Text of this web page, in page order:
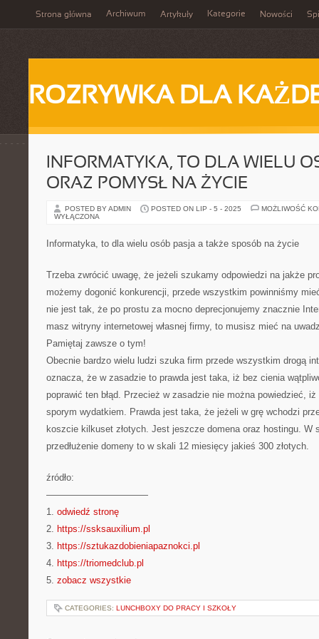
Strona główna Archiwum Artykuły Kategorie Nowości
ROZRYWKA DLA
INFORMATYKA, TO DLA WIELU
ORAZ POMYSŁ NA ŻYCIE
POSTED BY ADMIN POSTED ON LIP - 5 - 2025
MOŻLIWOŚĆ
WYŁĄCZONA
Informatyka, to dla wielu osób pasja a także sposób na życie
Trzeba zwrócić uwagę, że jeżeli szukamy odpowiedzi na jakże
możemy dogonić konkurencji, przede wszystkim powinniśmy
nie jest tak, że po prostu za mocno deprecjonujemy znacznie
masz witryny internetowej własnej firmy, to musisz mieć na
Pamiętaj zawsze o tym!
Obecnie bardzo wielu ludzi szuka firm przede wszystkim drogą
oznacza, że w zasadzie to prawda jest taka, iż bez cienia
poprawić ten błąd. Przecież w zasadzie nie można powiedzieć,
sporym wydatkiem. Prawda jest taka, że jeżeli w grę wchodzi
koszcie kilkuset złotych. Jest jeszcze domena oraz hostingu. W
przedłużenie domeny to w skali 12 miesięcy jakieś 300 złotych.
źródło:
———————————
1. odwiedź stronę
2. https://ssksauxilium.pl
3. https://sztukazdobieniapaznokci.pl
4. https://triomedclub.pl
5. zobacz wszystkie
CATEGORIES: LUNCHBOXY DO PRACY I SZKOŁY